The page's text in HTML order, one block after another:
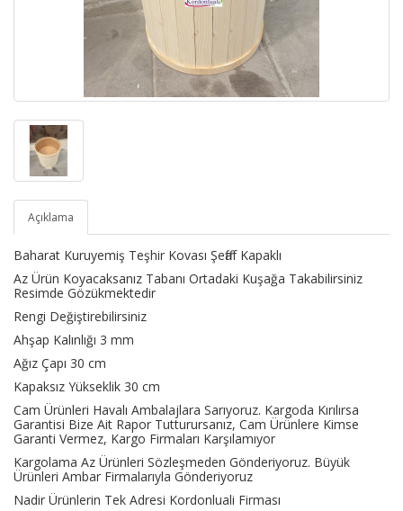
Açıklama
Baharat Kuruyemiş Teşhir Kovası Şeffaf Kapaklı
Az Ürün Koyacaksanız Tabanı Ortadaki Kuşağa Takabilirsiniz
Resimde Gözükmektedir
Rengi Değiştirebilirsiniz
Ahşap Kalınlığı 3 mm
Ağız Çapı 30 cm
Kapaksız Yükseklik 30 cm
Cam Ürünleri Havalı Ambalajlara Sarıyoruz. Kargoda Kırılırsa
Garantisi Bize Ait Rapor Tutturursanız, Cam Ürünlere Kimse
Garanti Vermez, Kargo Firmaları Karşılamıyor
Kargolama Az Ürünleri Sözleşmeden Gönderiyoruz. Büyük
Ürünleri Ambar Firmalarıyla Gönderiyoruz
Nadir Ürünlerin Tek Adresi Kordonluali Firması